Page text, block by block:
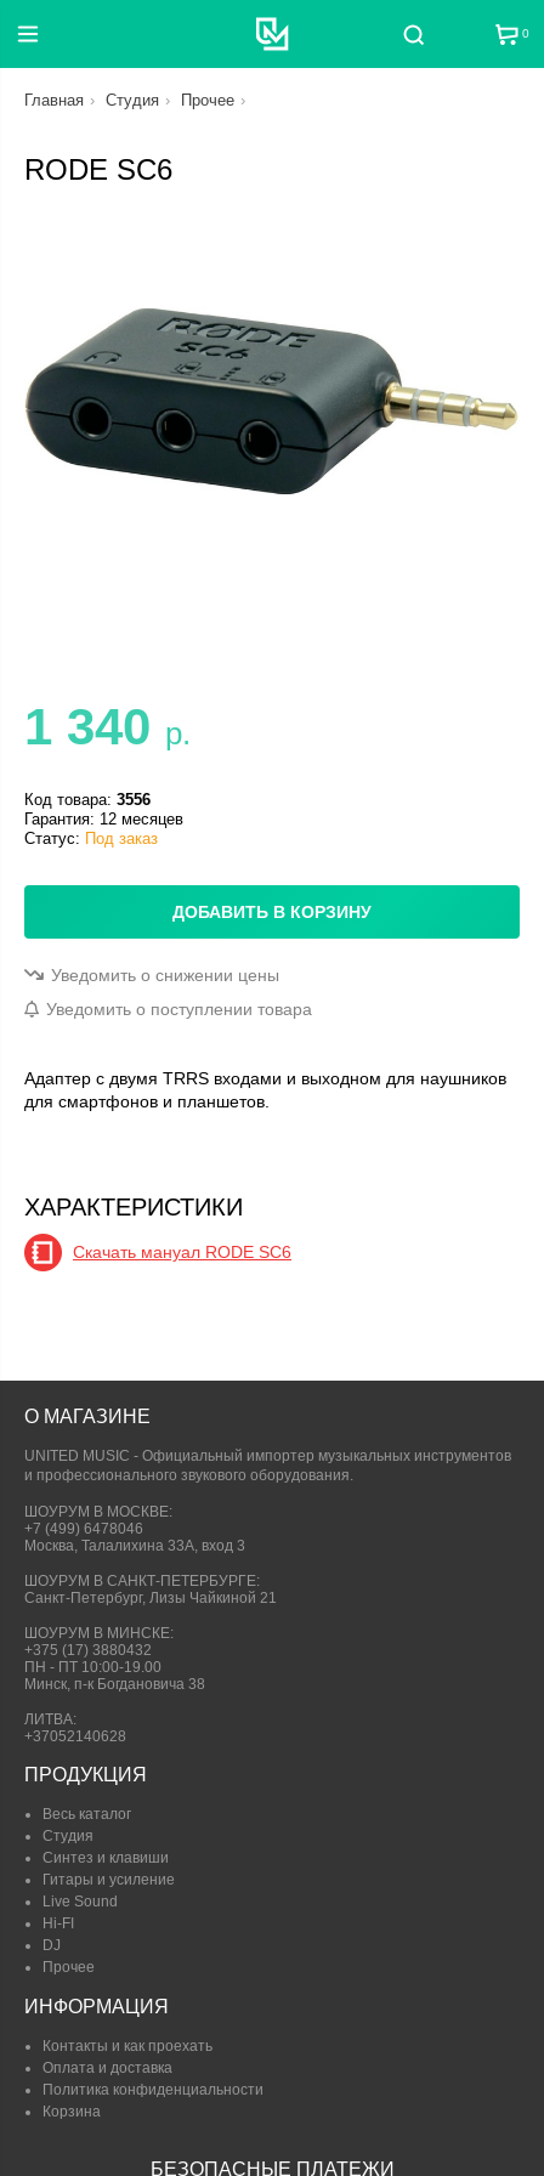
Поиск 0
Главная Студия Прочее
RODE SC6
1 340 р.
Код товара: 3556
Гарантия: 12 месяцев
Статус: Под заказ
ДОБАВИТЬ В КОРЗИНУ
Уведомить о снижении цены
Уведомить о поступлении товара
Адаптер с двумя TRRS входами и выходном для наушников
для смартфонов и планшетов.
ХАРАКТЕРИСТИКИ
Скачать мануал RODE SC6
О МАГАЗИНЕ
UNITED MUSIC - Официальный импортер музыкальных инструментов
и профессионального звукового оборудования.
ШОУРУМ В МОСКВЕ:
+7 (499) 6478046
Москва, Талалихина 33А, вход 3
ШОУРУМ В САНКТ-ПЕТЕРБУРГЕ:
Санкт-Петербург, Лизы Чайкиной 21
ШОУРУМ В МИНСКЕ:
+375 (17) 3880432
ПН - ПТ 10:00-19.00
Минск, п-к Богдановича 38
ЛИТВА:
+37052140628
ПРОДУКЦИЯ
Весь каталог
Студия
Синтез и клавиши
Гитары и усиление
Live Sound
Hi-FI
DJ
Прочее
ИНФОРМАЦИЯ
Контакты и как проехать
Оплата и доставка
Политика конфиденциальности
Корзина
БЕЗОПАСНЫЕ ПЛАТЕЖИ